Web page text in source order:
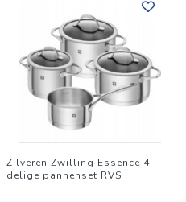
Zilveren Zwilling Essence 4-
delige pannenset RVS